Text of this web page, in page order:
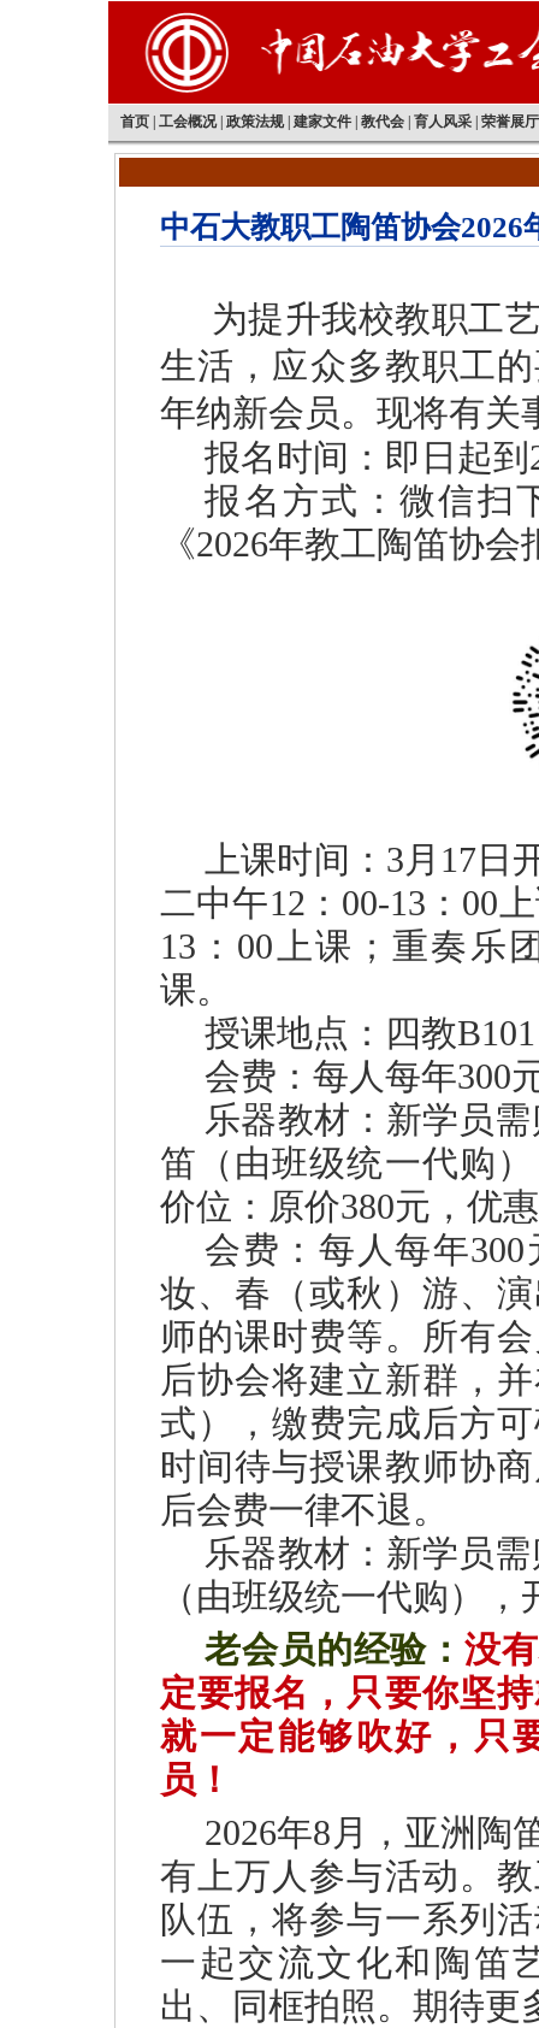
首页 工会概况| 政策法规| 建家文件 教代会 育人风采 荣誉展厅
中石大教职工陶笛协会2026
为提升我校教职工
生活，应众多教职工
年纳新会员。现将有关
报名时间：即日起到
报名方式：微信扫
《2026年教工陶笛协
上课时间：3月17
二中午12：00-13：00
13：00上课；重奏乐
课。
授课地点：四教B101
会费：每人每年300
乐器教材：新学员
笛（由班级统一代购
价位：原价380元，优
会费：每人每年
妆、春（或秋）游、
师的课时费等。所有
后协会将建立新群，
式），缴费完成后方
时间待与授课教师协
后会费一律不退。
乐器教材：新学员
（由班级统一代购）
老会员的经验： 没
定要报名，只要你坚
就一定能够吹好，只
员！
2026年8月，亚洲陶
有上万人参与活动。
队伍，将参与一系列
一起交流文化和陶笛
出、同框拍照。期待更